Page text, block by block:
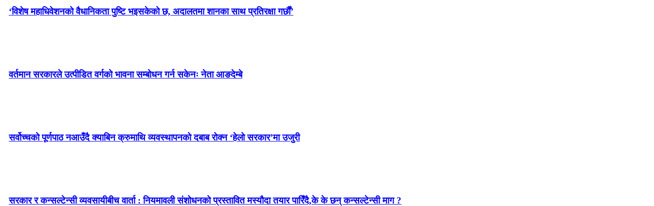
‘विशेष महाधिवेशनको वैधानिकता पुष्टि भइसकेको छ, अदालतमा शानका साथ प्रतिरक्षा गर्छौं’
वर्तमान सरकारले उत्पीडित वर्गको भावना सम्बोधन गर्न सकेनः नेता आङदेम्बे
सर्वोच्चको पूर्णपाठ नआउँदै क्याबिन क्रुमाथि व्यवस्थापनको दबाब रोक्न ‘हेलो सरकार’मा उजुरी
सरकार र कन्सल्टेन्सी व्यवसायीबीच वार्ता : नियमावली संशोधनको प्रस्तावित मस्यौदा तयार पारिँदै,के के छन् कन्सल्टेन्सी माग ?